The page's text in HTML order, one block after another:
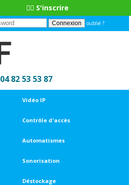
👆🏼 S'inscrire
oublié ?
04 82 53 53 87
Vidéo IP
Contrôle d'accès
Automatismes
Sonorisation
Déstockage